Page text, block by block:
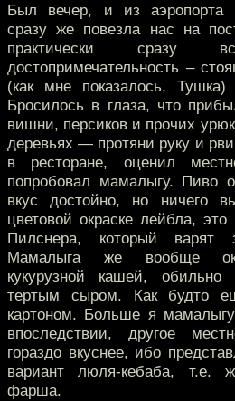
Был вечер, и из аэропорта
сразу же повезла нас на
практически сразу
достопримечательность –
(как мне показалось,
Бросилось в глаза, что
вишни, персиков и прочих
деревьях — протяни руку и
в ресторане, оценил
попробовал мамалыгу. Пиво
вкус достойно, но ничего
цветовой окраске лейбла,
Пилснера, который варят
Мамалыга же вообще
кукурузной кашей,
тертым сыром. Как будто
картоном. Больше я
впоследствии, другое
гораздо вкуснее, ибо
вариант люля-кебаба, т.е.
фарша.